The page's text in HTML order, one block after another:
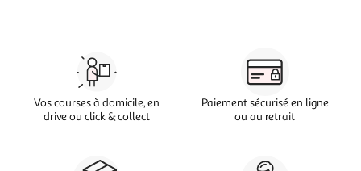
Vos courses à domicile, en
drive ou click & collect
Paiement sécurisé en ligne
ou au retrait